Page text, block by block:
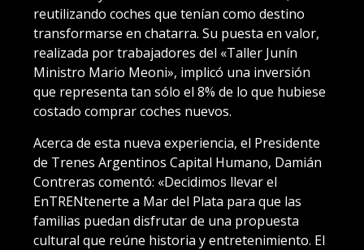
reutilizando coches que tenían como destino
transformarse en chatarra. Su puesta en valor,
realizada por trabajadores del «Taller Junín
Ministro Mario Meoni», implicó una inversión
que representa tan sólo el 8% de lo que hubiese
costado comprar coches nuevos.
Acerca de esta nueva experiencia, el Presidente
de Trenes Argentinos Capital Humano, Damián
Contreras comentó: «Decidimos llevar el
EnTRENtenerte a Mar del Plata para que las
familias puedan disfrutar de una propuesta
cultural que reúne historia y entretenimiento. El